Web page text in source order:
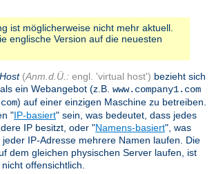
ist möglicherweise nicht mehr aktuell.
englische Version auf die neuesten
(Anm.d.Ü.: engl. 'virtual host') bezieht sich
ein Webangebot (z.B. www.company1.com
) auf einer einzigen Maschine zu betreiben.
"IP-basiert" sein, was bedeutet, dass jedes
IP besitzt, oder "Namens-basiert", was
IP-Adresse mehrere Namen laufen. Die
dem gleichen physischen Server laufen, ist
offensichtlich.